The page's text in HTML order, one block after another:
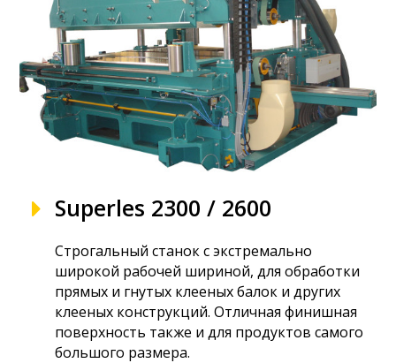
Superles 2300 / 2600
Строгальный станок с экстремально
широкой рабочей шириной, для обработки
прямых и гнутых клееных балок и других
клееных конструкций. Отличная финишная
поверхность также и для продуктов самого
большого размера.